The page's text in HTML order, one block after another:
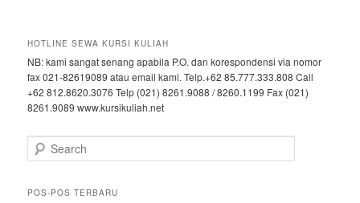
HOTLINE SEWA KURSI KULIAH
NB: kami sangat senang apabila P.O. dan korespondensi via nomor
fax 021-82619089 atau email kami. Telp.+62 85.777.333.808 Call
+62 812.8620.3076 Telp (021) 8261.9088 / 8260.1199 Fax (021)
8261.9089 www.kursikuliah.net
Search
POS-POS TERBARU